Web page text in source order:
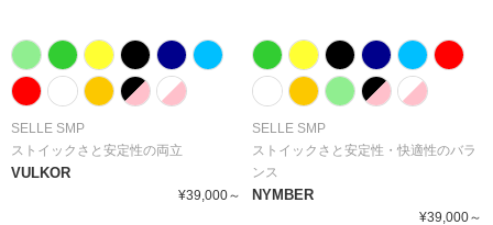
SELLE SMP
ストイックさと安定性の両立
VULKOR
¥39,000～
SELLE SMP
ストイックさと安定性・快適性のバラ
ンス
NYMBER
¥39,000～